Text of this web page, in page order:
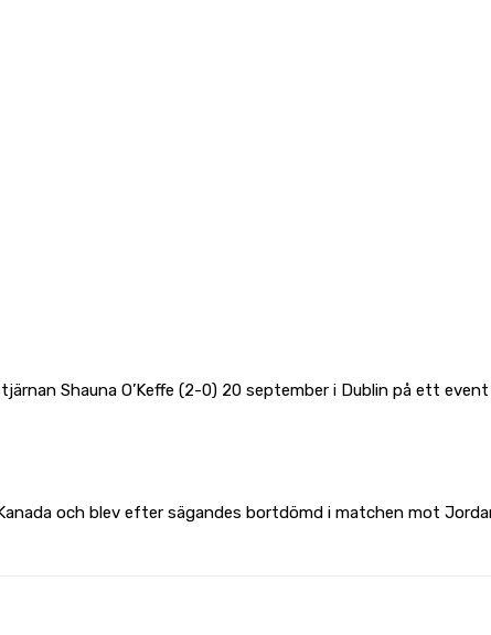
Shauna O’Keffe (2-0) 20 september i Dublin på ett
och blev efter sägandes bortdömd i matchen mot